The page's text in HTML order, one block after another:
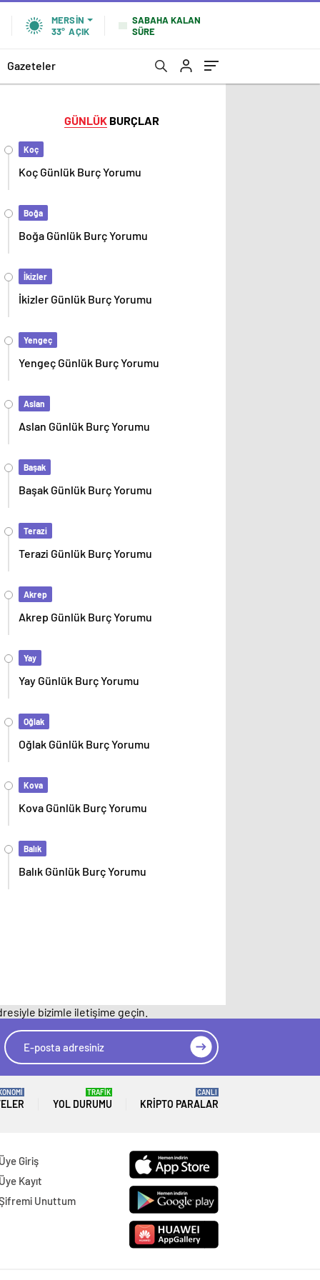
MERSIN
33° AÇIK
SABAHA KALAN
SÜRE
Gazeteler
GÜNLÜKBURÇLAR
Koç
Koç Günlük Burç Yorumu
Boğa
Boğa Günlük Burç Yorumu
İkizler
İkizler Günlük Burç Yorumu
Yengeç
Yengeç Günlük Burç Yorumu
Aslan
Aslan Günlük Burç Yorumu
Başak
Başak Günlük Burç Yorumu
Terazi
Terazi Günlük Burç Yorumu
Akrep
Akrep Günlük Burç Yorumu
Yay
Yay Günlük Burç Yorumu
Oğlak
Oğlak Günlük Burç Yorumu
Kova
Kova Günlük Burç Yorumu
Balık
Balık Günlük Burç Yorumu
bizimle iletişime geçin.
YOL DURUMU
TRAFİK
KRIPTO PARALAR
CANLI
Giriş
Kayıt
Unuttum